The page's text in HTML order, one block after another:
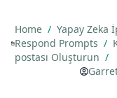
Home / Yapay Zeka
Respond Prompts /
postası Oluşturun /